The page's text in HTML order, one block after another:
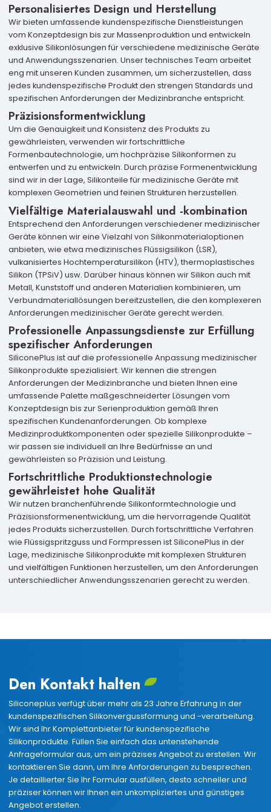
Personalisiertes Design und Herstellung
Wir bieten umfassende kundenspezifische Dienstleistungen
vom Konzeptdesign bis zur Massenproduktion und entwickeln
exklusive Silikonlösungen für verschiedene medizinische Geräte
und Anwendungsszenarien. Unser technisches Team arbeitet
eng mit unseren Kunden zusammen, um sicherzustellen, dass
jedes kundenspezifische Produkt den strengen Standards und
spezifischen Anforderungen der Medizinbranche entspricht.
Präzisionsformentwicklung
Um die Genauigkeit und Konsistenz des Produkts zu
gewährleisten, verwenden wir fortschrittliche
Formenbautechnologie, um hochpräzise Silikonformen zu
entwerfen und zu entwickeln. Durch präzise Formenentwicklung
sind wir in der Lage, Silikonteile für medizinische Geräte mit
komplexen Geometrien und feinen Strukturen herzustellen.
Vielfältige Materialauswahl und -kombination
Entsprechend den Anforderungen verschiedener medizinischer
Geräte können wir eine Vielzahl von Silikonmaterialoptionen
anbieten, wie etwa medizinisches Flüssigsilikon (LSR),
vulkanisiertes Hochtemperatursilikon (HTV), thermoplastisches
Silikon (TPSiV) usw. Darüber hinaus können wir Silikon auch mit
Metall, Kunststoff und anderen Materialien kombinieren, um
Verbundmateriallösungen bereitzustellen, die den komplexeren
Anforderungen medizinischer Geräte gerecht werden.
Professionelle Anpassungsdienste zur Erfüllung
spezifischer Anforderungen
SiliconePlus ist auf die professionelle Anpassung medizinischer
Silikonprodukte spezialisiert. Wir kennen die strengen
Anforderungen der Medizinbranche und bieten Ihnen eine
umfassende Palette maßgeschneiderter Lösungen vom
Konzeptdesign bis zur Serienproduktion gemäß Ihren
spezifischen Kundenanforderungen. Ob komplexe
Medizinproduktkomponenten oder spezielle Silikonprodukte –
wir passen sie individuell an Ihre Bedürfnisse an und
gewährleisten so Präzision und Leistung.
Fortschrittliche Produktionstechnologie
gewährleistet hohe Qualität
Wir nutzen branchenführende Silikonformtechnologie und
Präzisionsformenentwicklung, um die hervorragende Qualität
jedes Produkts sicherzustellen. Durch fortschrittliche Verfahren
wie Flüssigspritzguss und Formpressen ist SiliconePlus in der
Lage, medizinische Silikonprodukte mit komplexen Strukturen
und vielfältigen Funktionen herzustellen, um den Anforderungen
unterschiedlicher Anwendungsszenarien gerecht zu werden.
Den Kontakt halten
Siliconeplus verfügt über mehr als 23 Jahre Erfahrung in der
kundenspezifischen Silikonvergussformung und -verarbeitung.
Wir sind Ihr Komplettanbieter für kundenspezifische
Silikonprodukte. Füllen Sie einfach das untenstehende
Anfrageformular aus, um ein präzises Angebot zu erstellen. Wir
kontaktieren Sie dann, um Ihre Anforderungen zu besprechen.
Je detaillierter Sie Ihr Formular ausfüllen, desto schneller und
präziser können wir Ihnen ein unkompliziertes und günstiges
Angebot erstellen.